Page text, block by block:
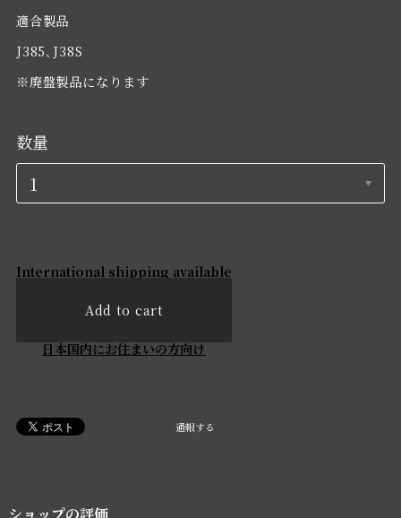
適合製品
J385､J38S
※廃盤製品になります
数量
International shipping available
Add to cart
日本国内にお住まいの方向け
通報する